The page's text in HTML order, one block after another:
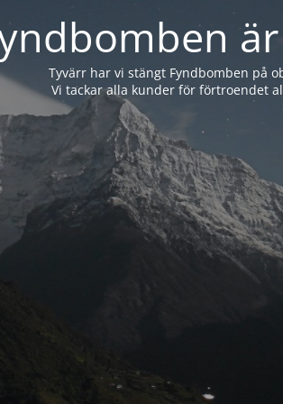
Tyvärr har vi stängt Fyndbomben på
Vi tackar alla kunder för förtroendet